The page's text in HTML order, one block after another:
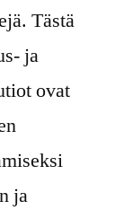
Tästä
ja
ovat
ja